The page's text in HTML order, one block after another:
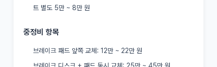
트 별도 5만 ~ 8만 원
중정비 항목
브레이크 패드 앞쪽 교체: 12만 ~ 22만 원
브레이크 디스크 + 패드 동시 교체: 25만 ~ 45만 원